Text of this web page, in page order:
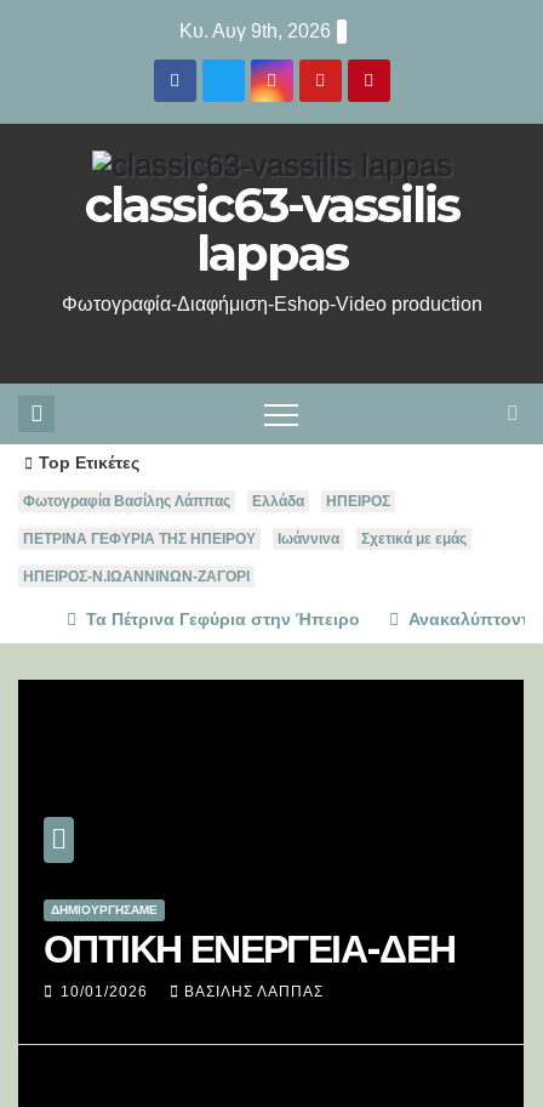
Κυ. Αυγ 9th, 2026
classic63-vassilis
lappas
Φωτογραφία-Διαφήμιση-Eshop-Video production
Top Ετικέτες
Φωτογραφία Βασίλης Λάππας Ελλάδα ΗΠΕΙΡΟΣ
ΠΕΤΡΙΝΑ ΓΕΦΥΡΙΑ ΤΗΣ ΗΠΕΙΡΟΥ Ιωάννινα Σχετικά με εμάς
ΗΠΕΙΡΟΣ-Ν.ΙΩΑΝΝΙΝΩΝ-ΖΑΓΟΡΙ
Τα Πέτρινα Γεφύρια στην Ήπειρο
ΔΗΜΙΟΥΡΓΉΣΑΜΕ
ΟΠΤΙΚΗ ΕΝΕΡΓΕΙΑ-ΔΕΗ
10/01/2026 ΒΑΣΊΛΗΣ ΛΆΠΠΑΣ